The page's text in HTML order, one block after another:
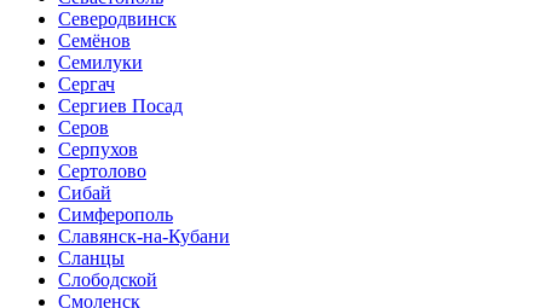
Северодвинск
Семёнов
Семилуки
Сергач
Сергиев Посад
Серов
Серпухов
Сертолово
Сибай
Симферополь
Славянск-на-Кубани
Сланцы
Слободской
Смоленск